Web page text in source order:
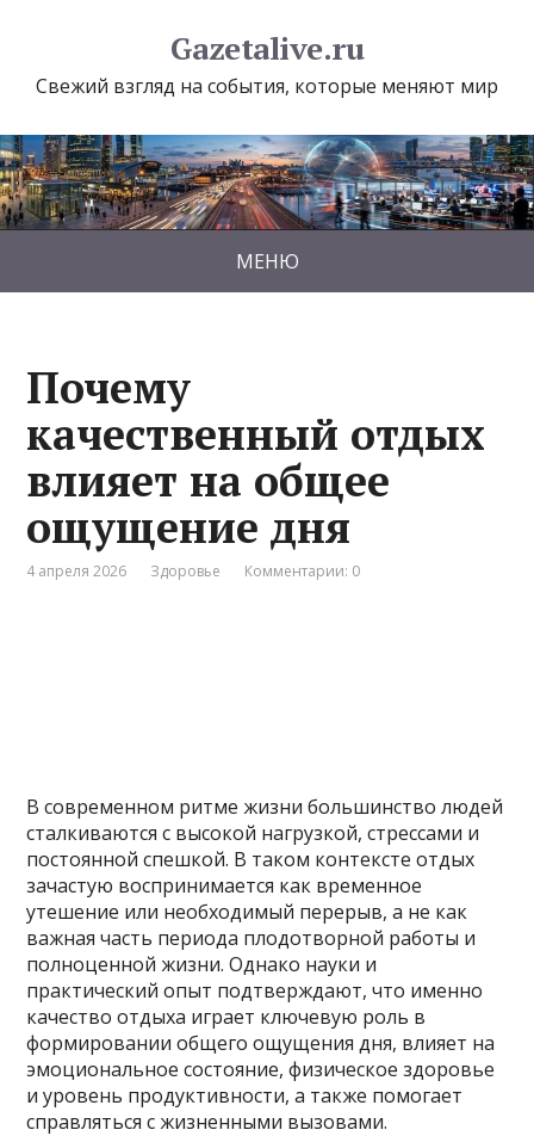
Gazetalive.ru
Свежий взгляд на события, которые меняют мир
МЕНЮ
Почему
качественный отдых
влияет на общее
ощущение дня
4 апреля 2026 Здоровье Комментарии: 0
В современном ритме жизни большинство людей
сталкиваются с высокой нагрузкой, стрессами и
постоянной спешкой. В таком контексте отдых
зачастую воспринимается как временное
утешение или необходимый перерыв, а не как
важная часть периода плодотворной работы и
полноценной жизни. Однако науки и
практический опыт подтверждают, что именно
качество отдыха играет ключевую роль в
формировании общего ощущения дня, влияет на
эмоциональное состояние, физическое здоровье
и уровень продуктивности, а также помогает
справляться с жизненными вызовами.